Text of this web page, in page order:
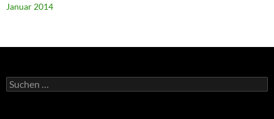
Januar 2014
Suchen
nach: